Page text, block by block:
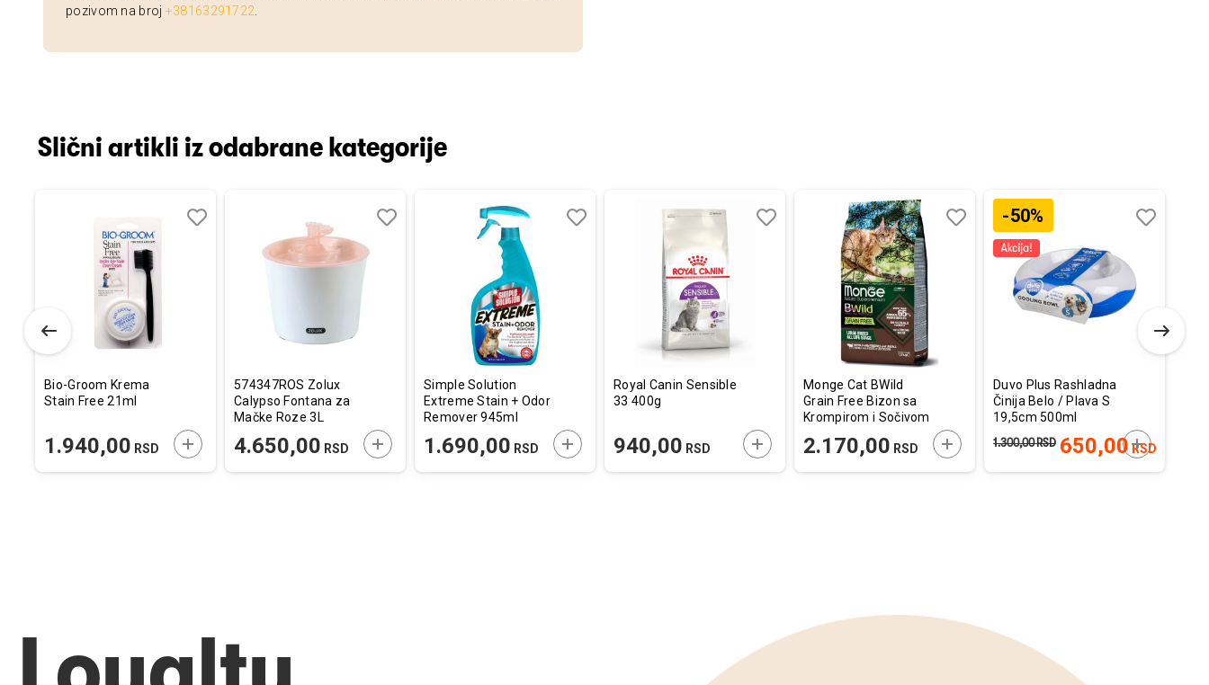
pozivom na broj +38163291722
Slični artikli iz odabrane kategorije
U KORPU
Bio-Groom Krema
Stain Free 21ml
1.940,00 RSD DODAJTE U KORPU
574347ROS Zolux
Calypso Fontana za
Mačke Roze 3L
4.650,00 RSD DODAJTE U KORPU
Simple Solution
Extreme Stain + Odor
Remover 945ml
1.690,00 RSD DODAJTE U KORPU
Royal Canin Sensible
33 400g
940,00 RSD DODAJTE U KORPU
Monge Cat BWild
Grain Free Bizon sa
Krompirom i Sočivom
2.170,00 RSD DODAJTE U KORPU
Uporedi
-50%
Duvo Plus Rashladna
Činija Belo / Plava S
19,5cm 500ml
650,00 RSD
1.300,00RSD DODAJTE U
želja